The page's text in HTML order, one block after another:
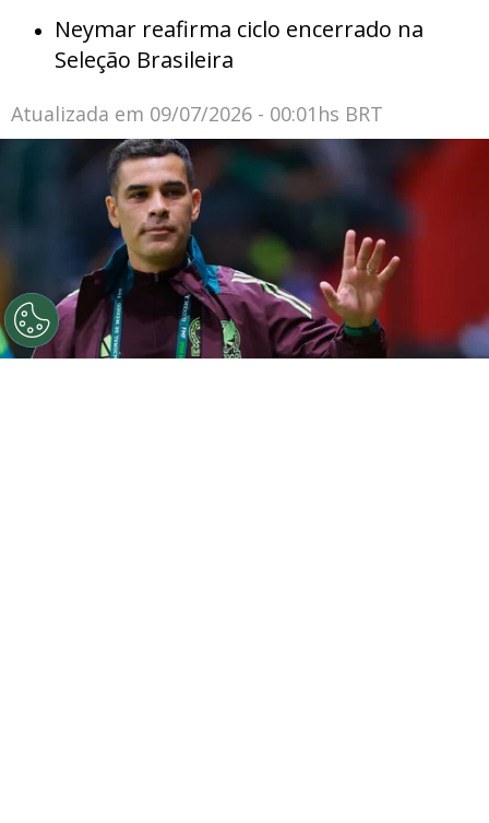
Neymar reafirma ciclo encerrado na
Seleção Brasileira
Atualizada em 09/07/2026 - 00:01hs BRT